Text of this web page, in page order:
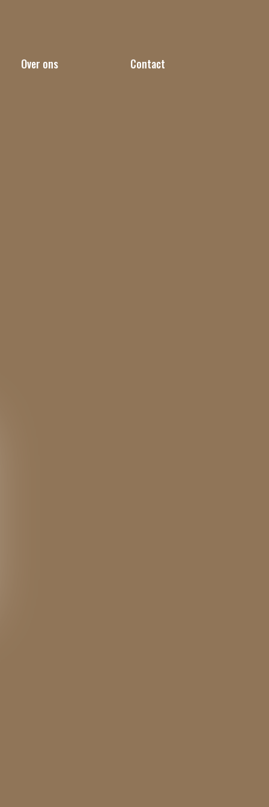
Over ons Contact